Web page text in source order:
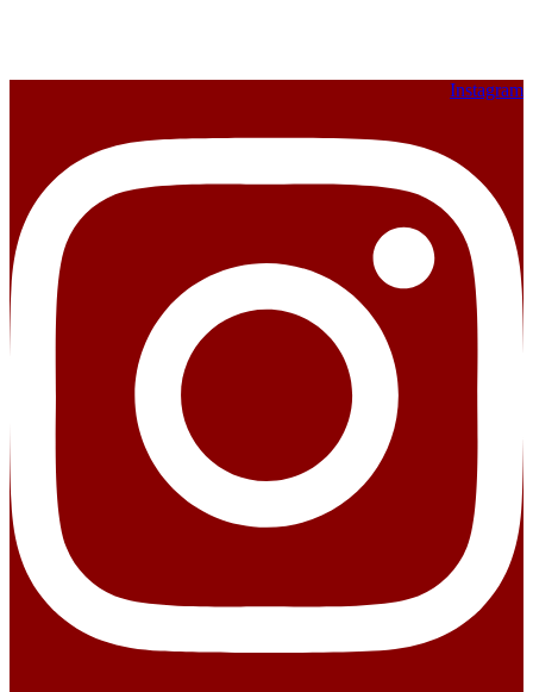
Instagram